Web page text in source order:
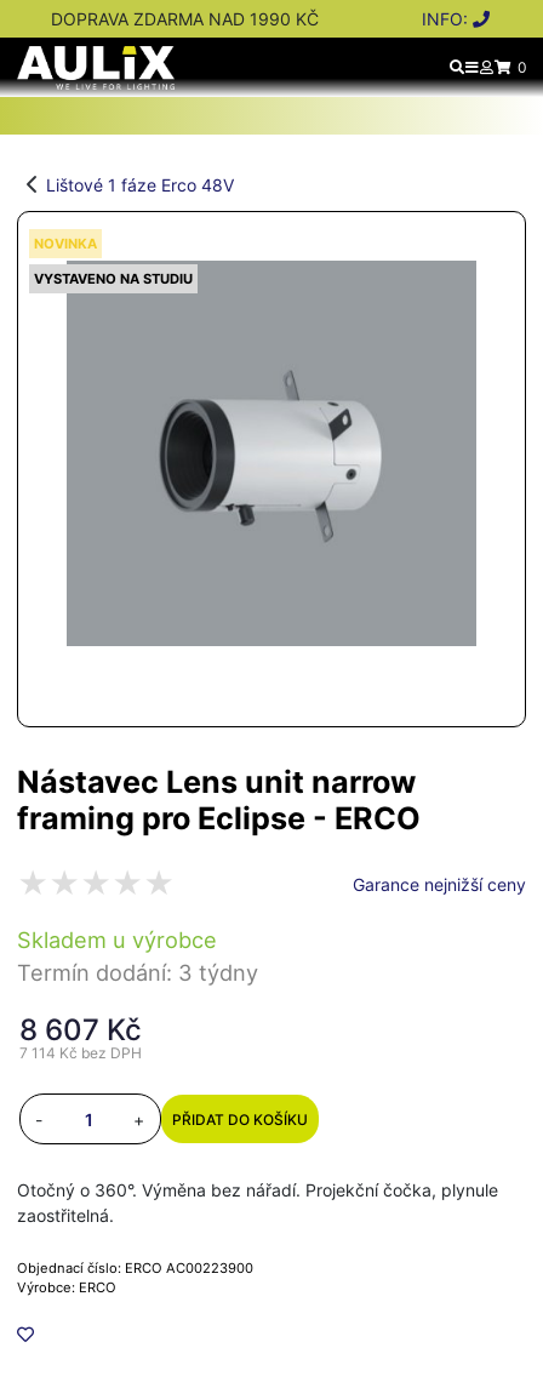
DOPRAVA ZDARMA NAD 1990 KČ INFO:
0
Lištové 1 fáze Erco 48V
Nástavec Lens unit narrow
framing pro Eclipse - ERCO
Garance nejnižší ceny
NOVINKA
VYSTAVENO NA STUDIU
Skladem u výrobce
Termín dodání: 3 týdny
8 607 Kč
7 114 Kč bez DPH
- + PŘIDAT DO KOŠÍKU
Otočný o 360°. Výměna bez nářadí. Projekční čočka, plynule
zaostřitelná.
Objednací číslo: ERCO AC00223900
Výrobce: ERCO